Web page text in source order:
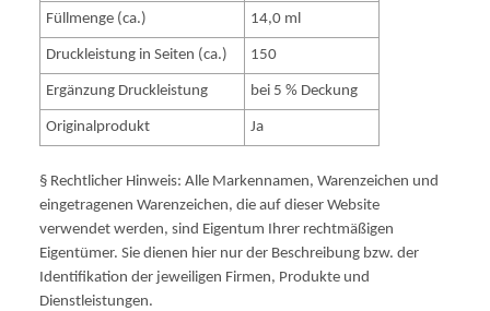
Füllmenge (ca.) 14,0 ml
Druckleistung in Seiten (ca.) 150
Ergänzung Druckleistung bei 5 % Deckung
Originalprodukt Ja
§ Rechtlicher Hinweis: Alle Markennamen, Warenzeichen und
eingetragenen Warenzeichen, die auf dieser Website
verwendet werden, sind Eigentum Ihrer rechtmäßigen
Eigentümer. Sie dienen hier nur der Beschreibung bzw. der
Identifikation der jeweiligen Firmen, Produkte und
Dienstleistungen.